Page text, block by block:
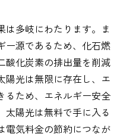
は多岐にわたります。ま
ー源であるため、化石燃
酸化炭素の排出量を削減
陽光は無限に存在し、エ
るため、エネルギー安全
太陽光は無料で手に入る
電気料金の節約につなが